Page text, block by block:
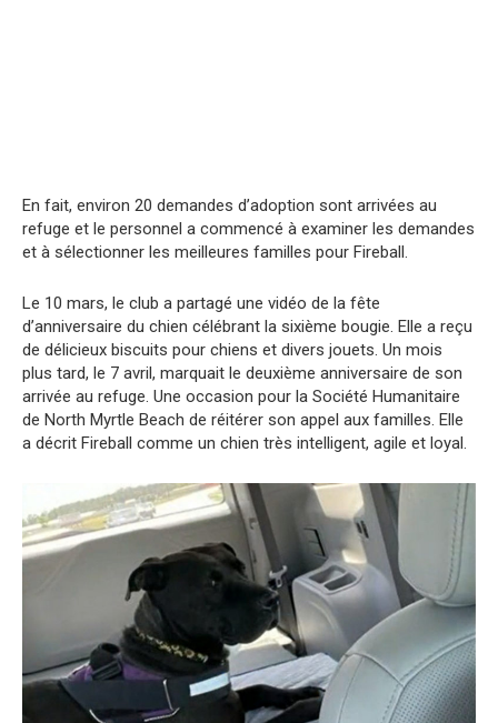
En fait, environ 20 demandes d’adoption sont arrivées au
refuge et le personnel a commencé à examiner les demandes
et à sélectionner les meilleures familles pour Fireball.
Le 10 mars, le club a partagé une vidéo de la fête
d’anniversaire du chien célébrant la sixième bougie. Elle a reçu
de délicieux biscuits pour chiens et divers jouets. Un mois
plus tard, le 7 avril, marquait le deuxième anniversaire de son
arrivée au refuge. Une occasion pour la Société Humanitaire
de North Myrtle Beach de réitérer son appel aux familles. Elle
a décrit Fireball comme un chien très intelligent, agile et loyal.